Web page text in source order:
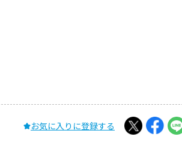
お気に入りに登録する